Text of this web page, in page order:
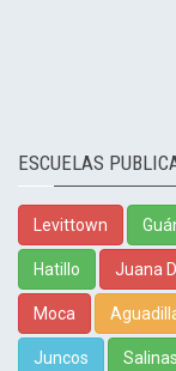
ESCUELAS
Levittown
Hatillo Juana
Moca
Juncos Salinas